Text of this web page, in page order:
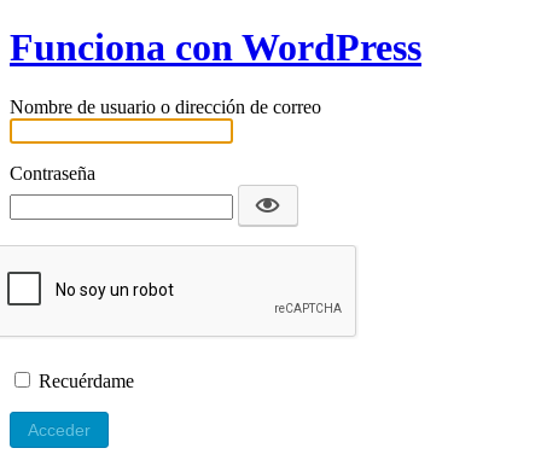
Funciona con WordPress
Nombre de usuario o dirección de correo
Contraseña
Recuérdame